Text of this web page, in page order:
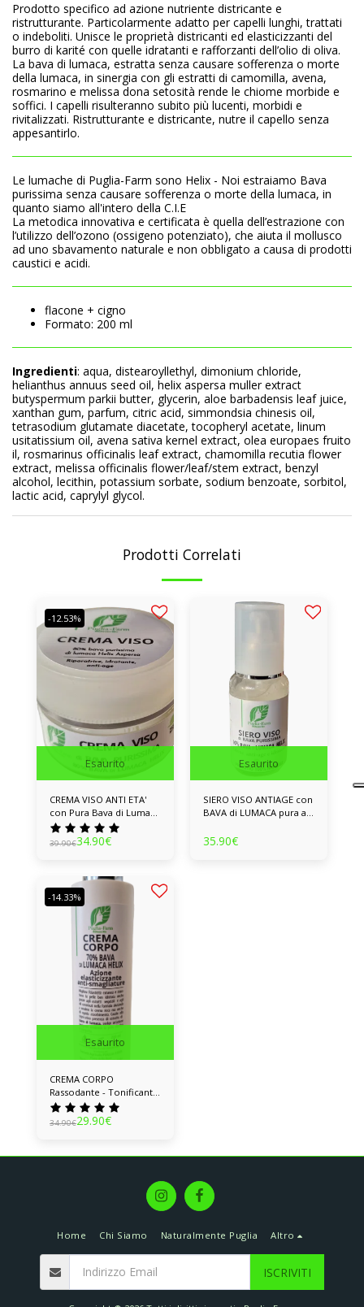
Prodotto specifico ad azione nutriente districante e
ristrutturante. Particolarmente adatto per capelli lunghi, trattati
o indeboliti. Unisce le proprietà districanti ed elasticizzanti del
burro di karité con quelle idratanti e rafforzanti dell’olio di oliva.
La bava di lumaca, estratta senza causare sofferenza o morte
della lumaca, in sinergia con gli estratti di camomilla, avena,
rosmarino e melissa dona setosità rende le chiome morbide e
soffici. I capelli risulteranno subito più lucenti, morbidi e
rivitalizzati. Ristrutturante e districante, nutre il capello senza
appesantirlo.
Le lumache di Puglia-Farm sono Helix - Noi estraiamo Bava
purissima senza causare sofferenza o morte della lumaca, in
quanto siamo all'intero della C.I.E
La metodica innovativa e certificata è quella dell’estrazione con
l’utilizzo dell’ozono (ossigeno potenziato), che aiuta il mollusco
ad uno sbavamento naturale e non obbligato a causa di prodotti
caustici e acidi.
flacone + cigno
Formato: 200 ml
Ingredienti: aqua, distearoyllethyl, dimonium chloride,
helianthus annuus seed oil, helix aspersa muller extract
butyspermum parkii butter, glycerin, aloe barbadensis leaf juice,
xanthan gum, parfum, citric acid, simmondsia chinesis oil,
tetrasodium glutamate diacetate, tocopheryl acetate, linum
usitatissium oil, avena sativa kernel extract, olea europaes fruito
il, rosmarinus officinalis leaf extract, chamomilla recutia flower
extract, melissa officinalis flower/leaf/stem extract, benzyl
alcohol, lecithin, potassium sorbate, sodium benzoate, sorbitol,
lactic acid, caprylyl glycol.
Prodotti Correlati
Esaurito
-12.53%
CREMA VISO ANTI ETA'
con Pura Bava di Lumaca
- Luminosità, tono e anti-
invecchiamento
39.90€34.90€
Esaurito
SIERO VISO ANTIAGE con
BAVA di LUMACA pura al
35.90€
Esaurito
-14.33%
CREMA CORPO
Rassodante - Tonificante
- Elasticizzante e anti-
smagliature
34.90€29.90€
Home Chi Siamo Naturalmente Puglia Altro
ISCRIVITI